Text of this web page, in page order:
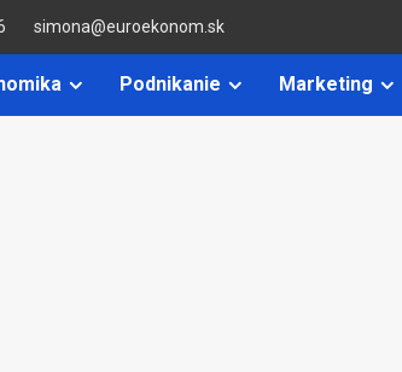
simona@euroekonom.sk
Podnikanie Marketing